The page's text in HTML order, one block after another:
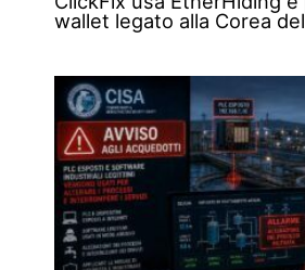
wallet legato alla Corea